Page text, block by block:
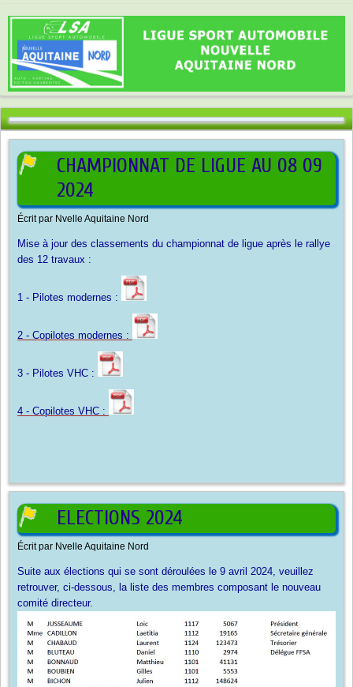
CHAMPIONNAT DE LIGUE AU 08 09
2024
Écrit par Nvelle Aquitaine Nord
Mise à jour des classements du championnat de ligue après le rallye
des 12 travaux :
1 - Pilotes modernes :
2 - Copilotes modernes :
3 - Pilotes VHC :
4 - Copilotes VHC :
ELECTIONS 2024
Écrit par Nvelle Aquitaine Nord
Suite aux élections qui se sont déroulées le 9 avril 2024, veuillez
retrouver, ci-dessous, la liste des membres composant le nouveau
comité directeur.